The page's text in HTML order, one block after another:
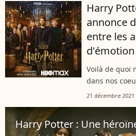
en urgence.
elle a...
Harry
annonce
entre les
d'émotion
Voilà de quoi
dans nos
par une
retrouvailles
21 décembre 2021
Harry Potter : Une